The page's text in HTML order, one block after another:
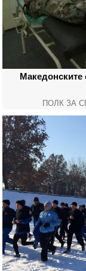
Македонските
ПОЛК ЗА